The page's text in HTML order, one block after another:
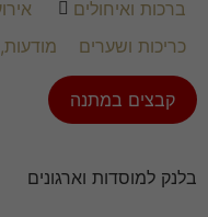
ברכות ואיחולים
כריכות ושערים
קבצים במתנה
בלנק למוסדות וארגונים